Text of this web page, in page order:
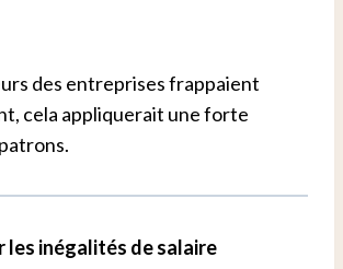
des entreprises frappaient
cela appliquerait une forte
les inégalités de salaire